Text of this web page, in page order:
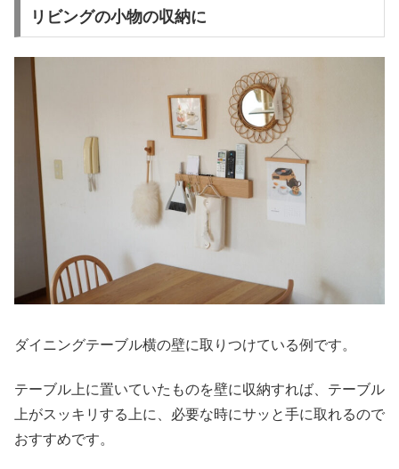
リビングの小物の収納に
ダイニングテーブル横の壁に取りつけている例です。
テーブル上に置いていたものを壁に収納すれば、テーブル
上がスッキリする上に、必要な時にサッと手に取れるので
おすすめです。